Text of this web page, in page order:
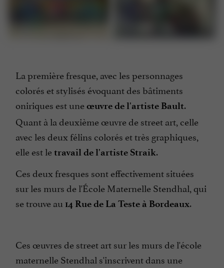
La première fresque, avec les personnages
colorés et stylisés évoquant des bâtiments
oniriques est uneœuvre de l'artiste Bault.
Quant à la deuxième œuvre de street art, celle
avec les deux félins colorés et très graphiques,
elle est letravail de l'artiste Straik.
Ces deux fresques sont effectivement situées
sur les murs de l'École Maternelle Stendhal, qui
se trouve au 14 Rue de La Teste à Bordeaux.
Ces œuvres de street art sur les murs de l'école
maternelle Stendhal s'inscrivent dans une